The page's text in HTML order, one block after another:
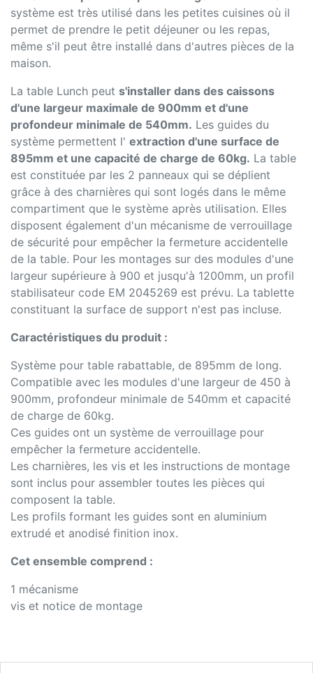
système est très utilisé dans les petites cuisines où il
permet de prendre le petit déjeuner ou les repas,
même s'il peut être installé dans d'autres pièces de la
maison.
La table Lunch peut s'installer dans des caissons
d'une largeur maximale de 900mm et d'une
profondeur minimale de 540mm. Les guides du
système permettent l' extraction d'une surface de
895mm et une capacité de charge de 60kg. La table
est constituée par les 2 panneaux qui se déplient
grâce à des charnières qui sont logés dans le même
compartiment que le système après utilisation. Elles
disposent également d'un mécanisme de verrouillage
de sécurité pour empêcher la fermeture accidentelle
de la table. Pour les montages sur des modules d'une
largeur supérieure à 900 et jusqu'à 1200mm, un profil
stabilisateur code EM 2045269 est prévu. La tablette
constituant la surface de support n'est pas incluse.
Caractéristiques du produit :
Système pour table rabattable, de 895mm de long.
Compatible avec les modules d'une largeur de 450 à
900mm, profondeur minimale de 540mm et capacité
de charge de 60kg.
Ces guides ont un système de verrouillage pour
empêcher la fermeture accidentelle.
Les charnières, les vis et les instructions de montage
sont inclus pour assembler toutes les pièces qui
composent la table.
Les profils formant les guides sont en aluminium
extrudé et anodisé finition inox.
Cet ensemble comprend :
1 mécanisme
vis et notice de montage